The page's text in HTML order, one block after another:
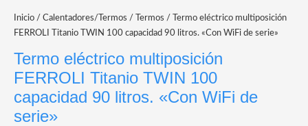
Inicio / Calentadores/Termos / Termos / Termo eléctrico multiposición
FERROLI Titanio TWIN 100 capacidad 90 litros. «Con WiFi de serie»
Termo eléctrico multiposición
FERROLI Titanio TWIN 100
capacidad 90 litros. «Con WiFi de
serie»